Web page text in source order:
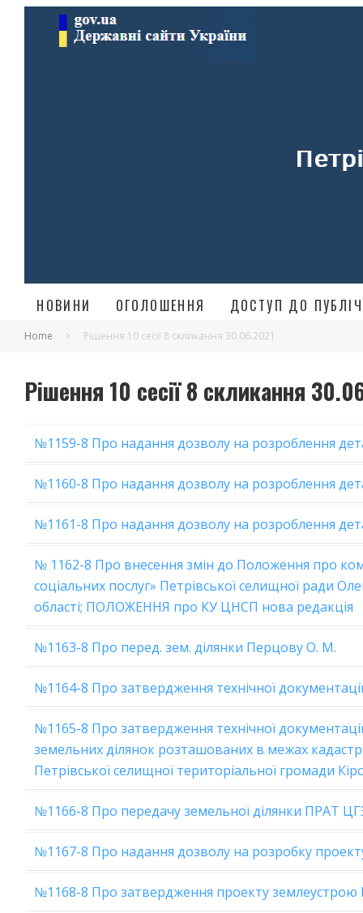
НОВИНИ ОГОЛОШЕННЯ ДОСТУП ДО
Home Рішення 10 сесії 8 скликання 30.06.2021
Рішення 10 сесії 8 скликання
№1159-8 Про надання дозволу на розроблення
№1160-8 Про надання дозволу на розроблення
№1161-8 Про надання дозволу на розроблення
№ 1162-8 Про внесення змін до Положення про
соціальних послуг» Петрівської селищної ради
області; ПОЛОЖЕННЯ про КУ ЦНСП нова редакція
№1163-8 Про перед. зем. ділянки Перцову О. М.
№1164-8 Про затвердження технічної
№1165-8 Про затвердження технічної
земельних ділянок розташованих в межах
Петрівської селищної територіальної громади
№1166-8 Про передачу земельної ділянки ПРАТ
№1167-8 Про надання дозволу на розробку
№1168-8 Про затвердження проекту землеустрою